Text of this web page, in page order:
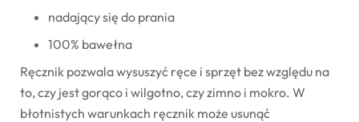
nadający się do prania
100% bawełna
Ręcznik pozwala wysuszyć ręce i sprzęt bez względu na
to, czy jest gorąco i wilgotno, czy zimno i mokro. W
błotnistych warunkach ręcznik może usunąć